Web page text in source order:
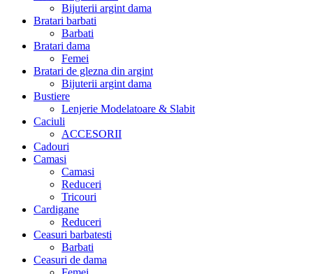
Bijuterii argint dama
Bratari barbati
Barbati
Bratari dama
Femei
Bratari de glezna din argint
Bijuterii argint dama
Bustiere
Lenjerie Modelatoare & Slabit
Caciuli
ACCESORII
Cadouri
Camasi
Camasi
Reduceri
Tricouri
Cardigane
Reduceri
Ceasuri barbatesti
Barbati
Ceasuri de dama